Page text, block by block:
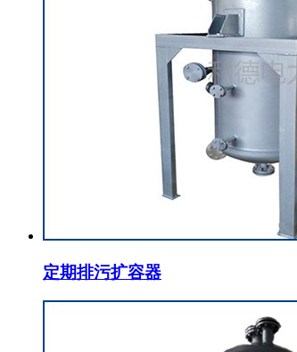
定期排污扩容器